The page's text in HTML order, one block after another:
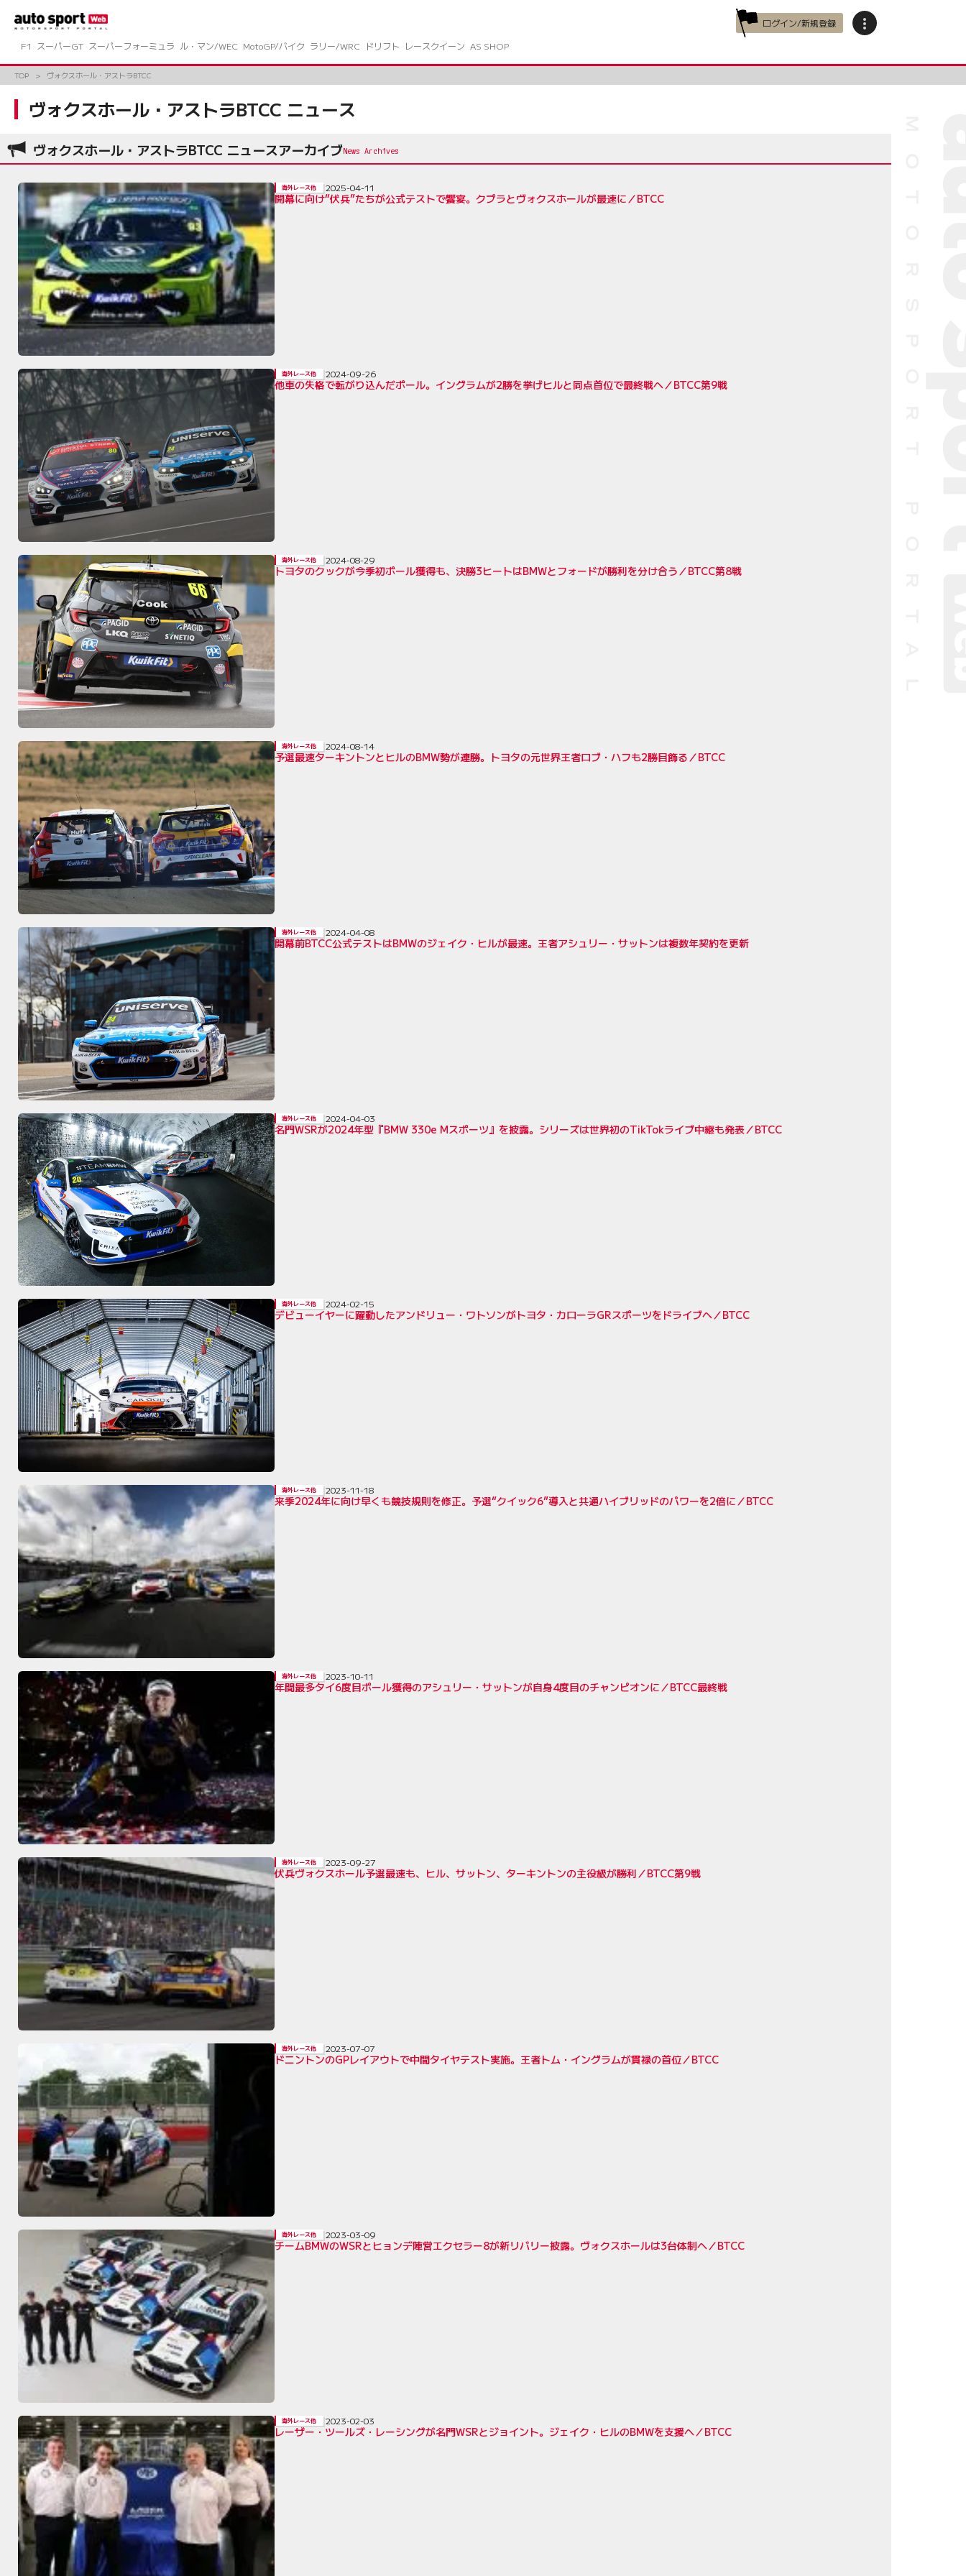
ツ
ス
ログイン/新規登録
F1
スーパーGT スーパーフォーミュラ ル・マン/WEC MotoGP/バイク ラリー/WRC ドリフト レースクイーン AS SHOP
TOP ヴォクスホール・アストラBTCC
ヴォクスホール・アストラBTCC ニュース
ヴォクスホール・アストラBTCC ニュースアーカイブ
開幕に向け“伏兵”たちが公式テストで饗宴。クプラとヴォクスホールが最速に／BTCC
海外レース他 2025-04-11
他車の失格で転がり込んだポール。イングラムが2勝を挙げヒルと同点首位で最終戦へ／BTCC第9戦
海外レース他 2024-09-26
トヨタのクックが今季初ポール獲得も、決勝3ヒートはBMWとフォードが勝利を分け合う／BTCC第8戦
海外レース他 2024-08-29
予選最速ターキントンとヒルのBMW勢が連勝。トヨタの元世界王者ロブ・ハフも2勝目飾る／BTCC
海外レース他 2024-08-14
開幕前BTCC公式テストはBMWのジェイク・ヒルが最速。王者アシュリー・サットンは複数年契約を更新
海外レース他 2024-04-08
名門WSRが2024年型『BMW 330e Mスポーツ』を披露。シリーズは世界初のTikTokライブ中継も発表／BTCC
海外レース他 2024-04-03
デビューイヤーに躍動したアンドリュー・ワトソンがトヨタ・カローラGRスポーツをドライブへ／BTCC
海外レース他 2024-02-15
来季2024年に向け早くも競技規則を修正。予選“クイック6”導入と共通ハイブリッドのパワーを2倍に／BTCC
海外レース他 2023-11-18
年間最多タイ6度目ポール獲得のアシュリー・サットンが自身4度目のチャンピオンに／BTCC最終戦
海外レース他 2023-10-11
伏兵ヴォクスホール予選最速も、ヒル、サットン、ターキントンの主役級が勝利／BTCC第9戦
海外レース他 2023-09-27
ドニントンのGPレイアウトで中間タイヤテスト実施。王者トム・イングラムが貫禄の首位／BTCC
海外レース他 2023-07-07
チームBMWのWSRとヒョンデ陣営エクセラー8が新リバリー披露。ヴォクスホールは3台体制へ／BTCC
海外レース他 2023-03-09
レーザー・ツールズ・レーシングが名門WSRとジョイント。ジェイク・ヒルのBMWを支援へ／BTCC
海外レース他 2023-02-03